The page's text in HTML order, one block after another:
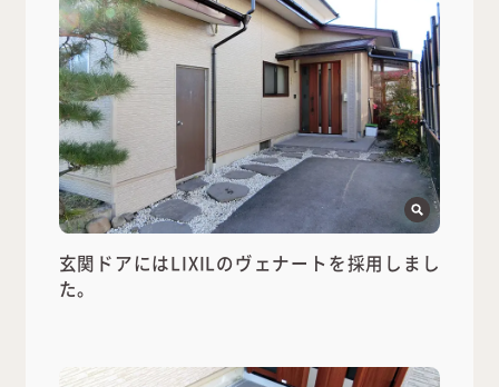
玄関ドアにはLIXILのヴェナートを採用しまし
た。